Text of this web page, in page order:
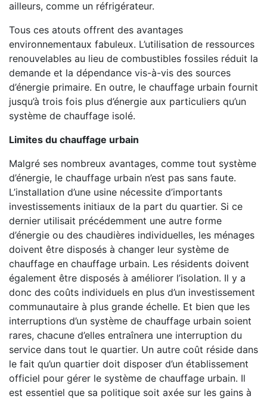
ailleurs, comme un réfrigérateur.
Tous ces atouts offrent des avantages
environnementaux fabuleux. L’utilisation de ressources
renouvelables au lieu de combustibles fossiles réduit la
demande et la dépendance vis-à-vis des sources
d’énergie primaire. En outre, le chauffage urbain fournit
jusqu’à trois fois plus d’énergie aux particuliers qu’un
système de chauffage isolé.
Limites du chauffage urbain
Malgré ses nombreux avantages, comme tout système
d’énergie, le chauffage urbain n’est pas sans faute.
L’installation d’une usine nécessite d’importants
investissements initiaux de la part du quartier. Si ce
dernier utilisait précédemment une autre forme
d’énergie ou des chaudières individuelles, les ménages
doivent être disposés à changer leur système de
chauffage en chauffage urbain. Les résidents doivent
également être disposés à améliorer l’isolation. Il y a
donc des coûts individuels en plus d’un investissement
communautaire à plus grande échelle. Et bien que les
interruptions d’un système de chauffage urbain soient
rares, chacune d’elles entraînera une interruption du
service dans tout le quartier. Un autre coût réside dans
le fait qu’un quartier doit disposer d’un établissement
officiel pour gérer le système de chauffage urbain. Il
est essentiel que sa politique soit axée sur les gains à